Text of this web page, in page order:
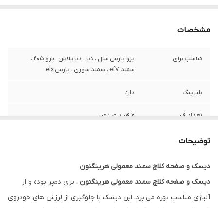
مشخصات
مناسب برای
پژو پارس سال ، دنا ، دنا پلاس ، پژو 405 ،
سمند ef7 ، سمند سورن ، پارس elx
بلبرینگ دارد
تعداد فنر 6 فنر پری دمپر
گارانتی
توضیحات
دیسک و صفحه کلاچ سمند معمولی هرینگتون
دیسک و صفحه کلاچ سمند معمولی هرینگتون ، پری دمپر بوده و از
آلیاژی مناسب بهره می برد، این دیسک با جلوگیری از لرزش های خودروی